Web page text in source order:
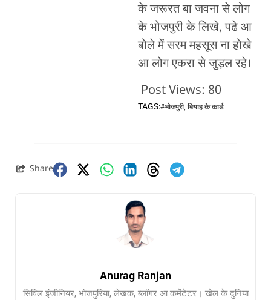
के जरूरत बा जवना से लोग
के भोजपुरी के लिखे, पढे आ
बोले में सरम महसूस ना होखे
आ लोग एकरा से जुड़ल रहे।
Post Views: 80
TAGS:#भोजपुरी, बियाह के कार्ड
Share
Anurag Ranjan
सिविल इंजीनियर, भोजपुरिया, लेखक, ब्लॉगर आ कमेंटेटर। खेल के दुनिया